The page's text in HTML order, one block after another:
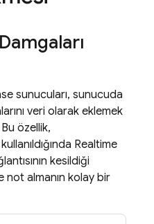
sunucuları, sunucuda
veri olarak eklemek
özellik,
Realtime
kesildiği
not almanın kolay bir